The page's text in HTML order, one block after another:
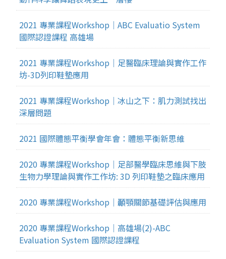
2021 專業課程Workshop｜ABC Evaluatio System
國際認證課程 高雄場
2021 專業課程Workshop｜足醫臨床理論與實作工作
坊-3D列印鞋墊應用
2021 專業課程Workshop｜冰山之下：肌力測試找出
深層問題
2021 國際體態平衡學會年會：體態平衡新思維
2020 專業課程Workshop｜足部醫學臨床思維與下肢
生物力學理論與實作工作坊: 3D 列印鞋墊之臨床應用
2020 專業課程Workshop｜顳顎關節基礎評估與應用
2020 專業課程Workshop｜高雄場(2)-ABC
Evaluation System 國際認證課程